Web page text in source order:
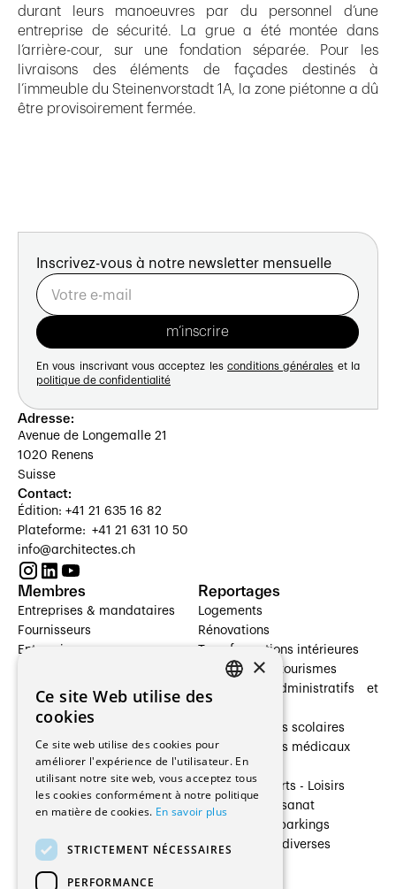
durant leurs manoeuvres par du personnel d’une
entreprise de sécurité. La grue a été montée dans
l’arrière-cour, sur une fondation séparée. Pour les
livraisons des éléments de façades destinés à
l’immeuble du Steinenvorstadt 1A, la zone piétonne a dû
être provisoirement fermée.
Inscrivez-vous à notre newsletter mensuelle
En vous inscrivant vous acceptez les conditions générales et la
politique de confidentialité
Adresse:
Avenue de Longemalle 21
1020 Renens
Suisse
Contact:
Édition: +41 21 635 16 82
Plateforme: +41 21 631 10 50
info@architectes.ch
Membres
Entreprises & mandataires
Fournisseurs
Entreprises
Architectes paysagistes
Architectes d'intérieur
Entreprises générales
Ingénieurs et mandataires
Fabricants / Fournisseurs
Régies immobilières
Gestion PPE
Reportages
Logements
Rénovations
Transformations intérieures
Hôtelleries et tourismes
Bâtiments administratifs et
Établissements scolaires
Établissements médicaux
Villas
Cultures - Sports - Loisirs
Industrie - Artisanat
Transports et parkings
Constructions diverses
×
Ce site Web utilise des
cookies
Ce site web utilise des cookies pour
améliorer l'expérience de l'utilisateur. En
utilisant notre site web, vous acceptez tous
les cookies conformément à notre politique
en matière de cookies. En savoir plus
STRICTEMENT NÉCESSAIRES
PERFORMANCE